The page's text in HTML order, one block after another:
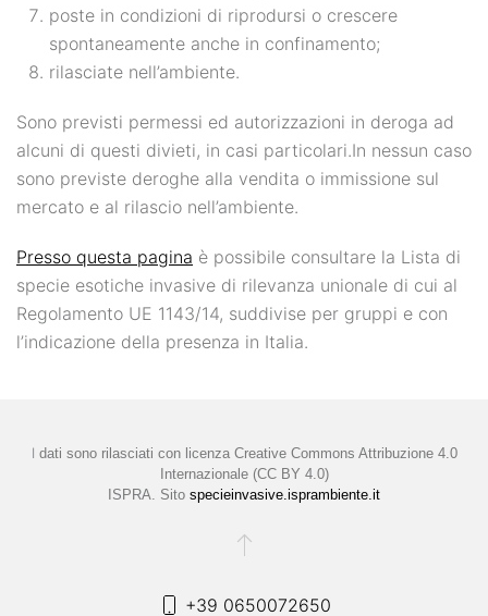
poste in condizioni di riprodursi o crescere
spontaneamente anche in confinamento;
rilasciate nell’ambiente.
Sono previsti permessi ed autorizzazioni in deroga ad
alcuni di questi divieti, in casi particolari.In nessun caso
sono previste deroghe alla vendita o immissione sul
mercato e al rilascio nell’ambiente.
Presso questa pagina è possibile consultare la Lista di
specie esotiche invasive di rilevanza unionale di cui al
Regolamento UE 1143/14, suddivise per gruppi e con
l’indicazione della presenza in Italia.
I dati sono rilasciati con licenza Creative Commons Attribuzione 4.0
Internazionale (CC BY 4.0)
ISPRA. Sito specieinvasive.isprambiente.it
+39 0650072650